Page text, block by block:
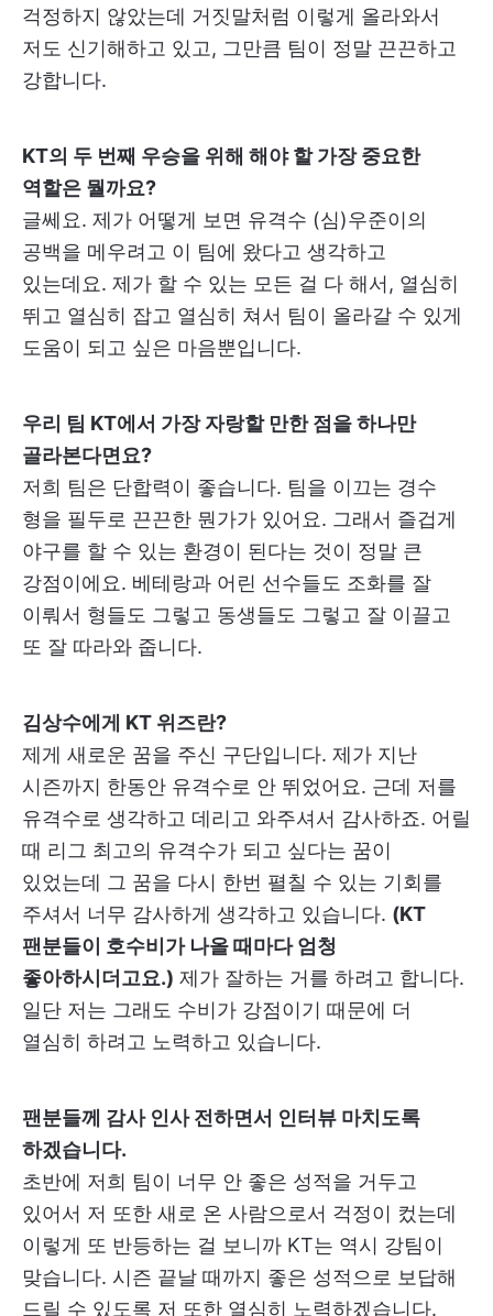
걱정하지 않았는데 거짓말처럼 이렇게 올라와서
저도 신기해하고 있고, 그만큼 팀이 정말 끈끈하고
강합니다.
KT의 두 번째 우승을 위해 해야 할 가장 중요한
역할은 뭘까요?
글쎄요. 제가 어떻게 보면 유격수 (심)우준이의
공백을 메우려고 이 팀에 왔다고 생각하고
있는데요. 제가 할 수 있는 모든 걸 다 해서, 열심히
뛰고 열심히 잡고 열심히 쳐서 팀이 올라갈 수 있게
도움이 되고 싶은 마음뿐입니다.
우리 팀 KT에서 가장 자랑할 만한 점을 하나만
골라본다면요?
저희 팀은 단합력이 좋습니다. 팀을 이끄는 경수
형을 필두로 끈끈한 뭔가가 있어요. 그래서 즐겁게
야구를 할 수 있는 환경이 된다는 것이 정말 큰
강점이에요. 베테랑과 어린 선수들도 조화를 잘
이뤄서 형들도 그렇고 동생들도 그렇고 잘 이끌고
또 잘 따라와 줍니다.
김상수에게 KT 위즈란?
제게 새로운 꿈을 주신 구단입니다. 제가 지난
시즌까지 한동안 유격수로 안 뛰었어요. 근데 저를
유격수로 생각하고 데리고 와주셔서 감사하죠. 어릴
때 리그 최고의 유격수가 되고 싶다는 꿈이
있었는데 그 꿈을 다시 한번 펼칠 수 있는 기회를
주셔서 너무 감사하게 생각하고 있습니다. (KT
팬분들이 호수비가 나올 때마다 엄청
좋아하시더고요.) 제가 잘하는 거를 하려고 합니다.
일단 저는 그래도 수비가 강점이기 때문에 더
열심히 하려고 노력하고 있습니다.
팬분들께 감사 인사 전하면서 인터뷰 마치도록
하겠습니다.
초반에 저희 팀이 너무 안 좋은 성적을 거두고
있어서 저 또한 새로 온 사람으로서 걱정이 컸는데
이렇게 또 반등하는 걸 보니까 KT는 역시 강팀이
맞습니다. 시즌 끝날 때까지 좋은 성적으로 보답해
드릴 수 있도록 저 또한 열심히 노력하겠습니다.